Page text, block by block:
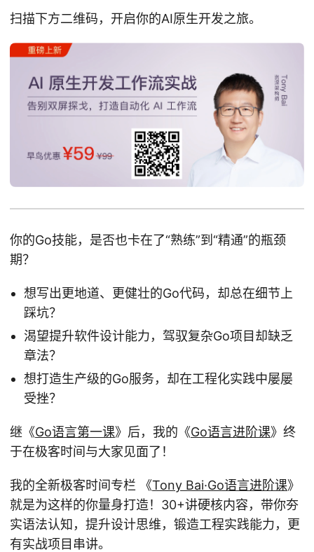
扫描下方二维码，开启你的AI原生开发之旅。
你的Go技能，是否也卡在了“熟练”到“精通”的瓶颈
期？
想写出更地道、更健壮的Go代码，却总在细节上
踩坑？
渴望提升软件设计能力，驾驭复杂Go项目却缺乏
章法？
想打造生产级的Go服务，却在工程化实践中屡屡
受挫？
继《Go语言第一课》后，我的《Go语言进阶课》终
于在极客时间与大家见面了！
我的全新极客时间专栏 《Tony Bai·Go语言进阶课》
就是为这样的你量身打造！30+讲硬核内容，带你夯
实语法认知，提升设计思维，锻造工程实践能力，更
有实战项目串讲。